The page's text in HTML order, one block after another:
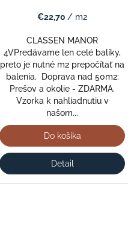
€22,70 / m2
CLASSEN MANOR
4VPredávame len celé balíky,
preto je nutné m2 prepočítať na
balenia. Doprava nad 50m2:
Prešov a okolie - ZDARMA.
Vzorka k nahliadnutiu v
našom...
Do košíka
Detail